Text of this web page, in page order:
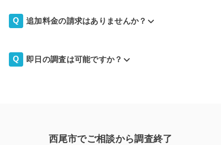
追加料金の請求はありませんか？
即日の調査は可能ですか？
西尾市でご相談から調査終了